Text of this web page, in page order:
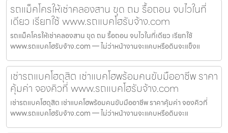
รถแม็คโครให้เช่าคลองสาน ขุด ถม รื้อถอน จบไวในที่
เดียว เรียกใช้ www.รถแบคโฮรับจ้าง.com
รถแม็คโครให้เช่าคลองสาน ขุด ถม รื้อถอน จบไวในที่เดียว เรียกใช้
www.รถแบคโฮรับจ้าง.com — ไม่ว่าหน้างานจะแคบหรือดินจะแข็งแ
เช่ารถแบคโฮดุสิต เช่าแบคโฮพร้อมคนขับมืออาชีพ ราคา
คุ้มค่า จองคิวที่ www.รถแบคโฮรับจ้าง.com
เช่ารถแบคโฮดุสิต เช่าแบคโฮพร้อมคนขับมืออาชีพ ราคาคุ้มค่า จองคิวที่
www.รถแบคโฮรับจ้าง.com — ไม่ว่าหน้างานจะแคบหรือดินจะแ